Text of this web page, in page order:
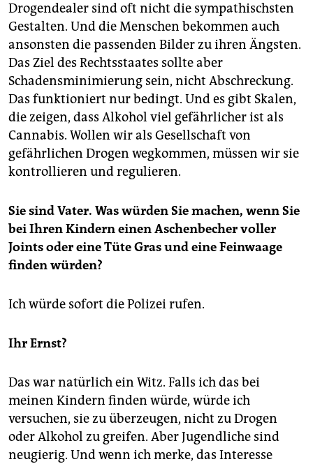
Drogendealer sind oft nicht die sympathischsten
Gestalten. Und die Menschen bekommen auch
ansonsten die passenden Bilder zu ihren Ängsten.
Das Ziel des Rechtsstaates sollte aber
Schadensminimierung sein, nicht Abschreckung.
Das funktioniert nur bedingt. Und es gibt Skalen,
die zeigen, dass Alkohol viel gefährlicher ist als
Cannabis. Wollen wir als Gesellschaft von
gefährlichen Drogen wegkommen, müssen wir sie
kontrollieren und regulieren.
Sie sind Vater. Was würden Sie machen, wenn Sie
bei Ihren Kindern einen Aschenbecher voller
Joints oder eine Tüte Gras und eine Feinwaage
finden würden?
Ich würde sofort die Polizei rufen.
Ihr Ernst?
Das war natürlich ein Witz. Falls ich das bei
meinen Kindern finden würde, würde ich
versuchen, sie zu ­über­zeugen, nicht zu Drogen
oder ­Alkohol zu ­greifen. Aber Jugendliche sind
neugierig. Und wenn ich merke, das ­Interesse